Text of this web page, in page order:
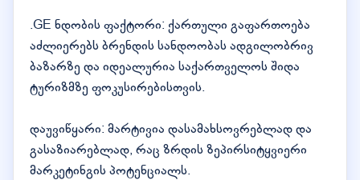
.GE ნდობის ფაქტორი: ქართული გაფართოება
აძლიერებს ბრენდის სანდოობას ადგილობრივ
ბაზარზე და იდეალურია საქართველოს შიდა
ტურიზმზე ფოკუსირებისთვის.
დაუვიწყარი: მარტივია დასამახსოვრებლად და
გასაზიარებლად, რაც ზრდის ზეპირსიტყვიერი
მარკეტინგის პოტენციალს.